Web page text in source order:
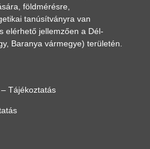
földmérésre,
tanúsítványra van
elérhető jellemzően a Dél-
Baranya vármegye) területén.
Tájékoztatás